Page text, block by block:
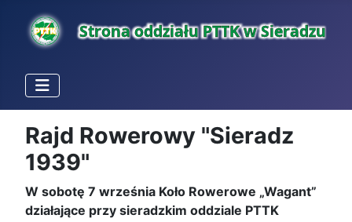
Rajd Rowerowy "Sieradz
1939"
W sobotę 7 września Koło Rowerowe „Wagant”
działające przy sieradzkim oddziale PTTK